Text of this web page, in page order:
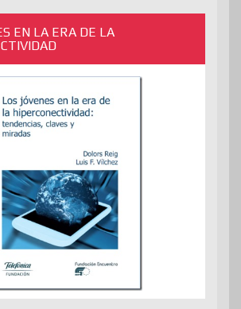
EN LA ERA DE LA